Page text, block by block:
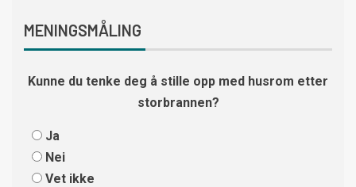
MENINGSMÅLING
Kunne du tenke deg å stille opp med husrom etter
storbrannen?
Ja
Nei
Vet ikke